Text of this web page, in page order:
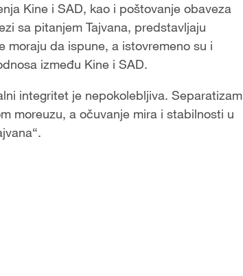
Kine i SAD, kao i poštovanje obaveza
sa pitanjem Tajvana, predstavljaju
moraju da ispune, a istovremeno su i
između Kine i SAD.
integritet je nepokolebljiva. Separatizam
moreuzu, a očuvanje mira i stabilnosti u